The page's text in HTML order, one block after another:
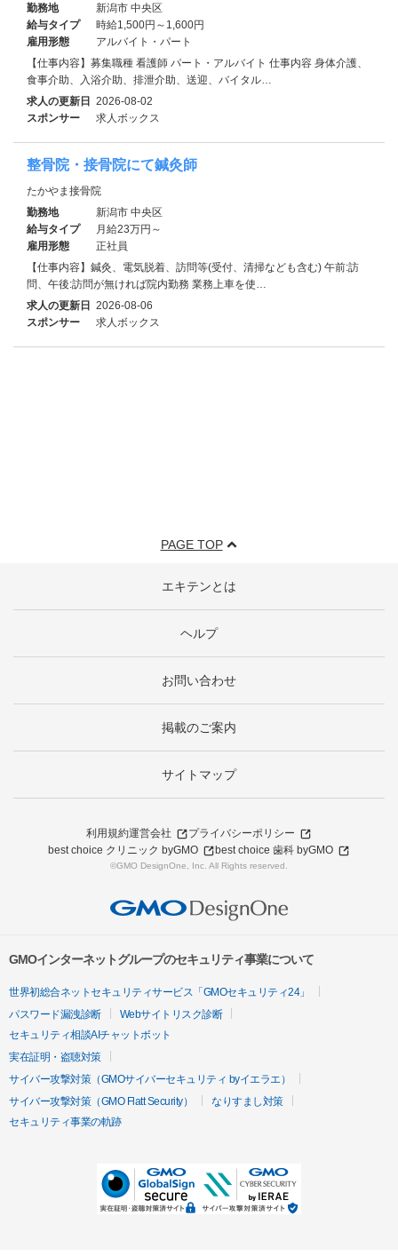
勤務地
新潟市 中央区
給与タイプ
時給1,500円～1,600円
雇用形態
アルバイト・パート
【仕事内容】募集職種 看護師 パート・アルバイト 仕事内容 身体介護、
食事介助、入浴介助、排泄介助、送迎、バイタル…
求人の更新日 2026-08-02
スポンサー
求人ボックス
整骨院・接骨院にて鍼灸師
たかやま接骨院
勤務地
新潟市 中央区
給与タイプ
月給23万円～
雇用形態
正社員
【仕事内容】鍼灸、電気脱着、訪問等(受付、清掃なども含む) 午前:訪
問、午後:訪問が無ければ院内勤務 業務上車を使…
求人の更新日 2026-08-06
スポンサー
求人ボックス
PAGE TOP
エキテンとは
ヘルプ
お問い合わせ
掲載のご案内
サイトマップ
利用規約運営会社
プライバシーポリシー
best choice クリニック byGMO
best choice 歯科 byGMO
©GMO DesignOne, Inc. All Rights reserved.
GMOインターネットグループのセキュリティ事業について
世界初総合ネットセキュリティサービス「GMOセキュリティ24」
パスワード漏洩診断
Webサイトリスク診断
セキュリティ相談AIチャットボット
実在証明・盗聴対策
サイバー攻撃対策（GMOサイバーセキュリティ byイエラエ）
サイバー攻撃対策（GMO Flatt Security）
なりすまし対策
セキュリティ事業の軌跡